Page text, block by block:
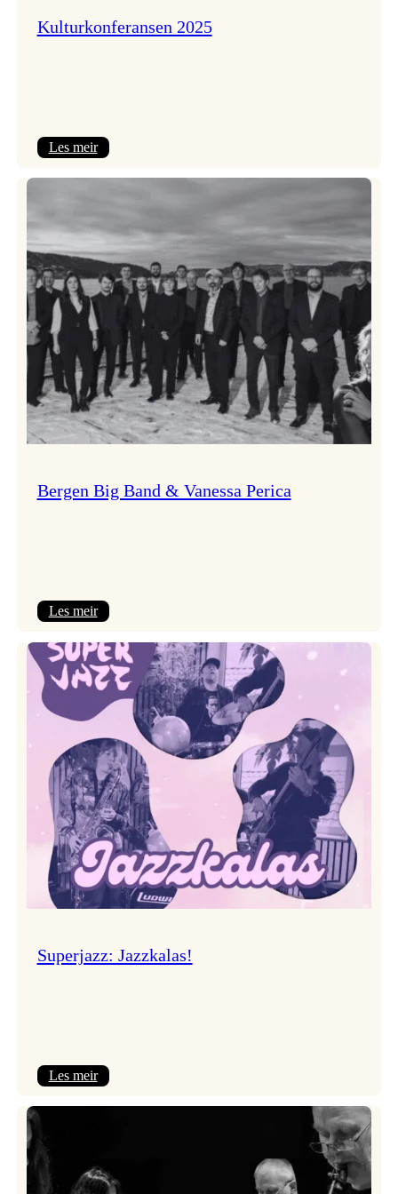
Kulturkonferansen 2025
Les meir:
Bergen Big Band & Vanessa Perica
Les meir:
Big
Band
&
Vanessa
Perica
Superjazz: Jazzkalas!
Les meir: